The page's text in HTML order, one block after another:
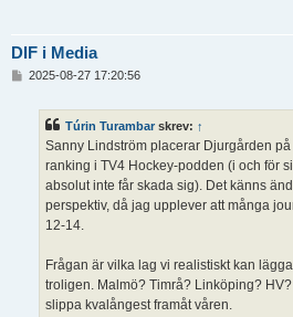
DIF i Media
2025-08-27 17:20:56
Túrin Turambar skrev: ↑
Sanny Lindström placerar Djurgården
ranking i TV4 Hockey-podden (i och för
absolut inte får skada sig). Det känns
perspektiv, då jag upplever att många
12-14.
Frågan är vilka lag vi realistiskt kan
troligen. Malmö? Timrå? Linköping?
slippa kvalångest framåt våren.